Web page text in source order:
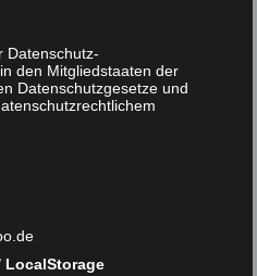
ist in der Tat ein
wird das
bestimmten Punkt – siehe
enthalten“ –
sich tierliche
sondern auch in
in Farben,
und Bildschirmen. Und
tierlicher Produkte
Eine Welt, in der
Datenschutz-
den Mitgliedstaaten der
Datenschutzgesetze und
LocalStorage